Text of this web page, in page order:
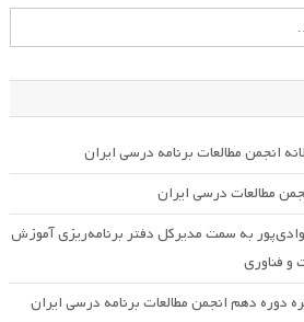
انجمن مطالعات برنامه درسی ایران
مطالعات درسی ایران
به سمت مدیرکل دفتر برنامه‌ریزی آموزش
و فناوری
دوره دهم انجمن مطالعات برنامه درسی ایران